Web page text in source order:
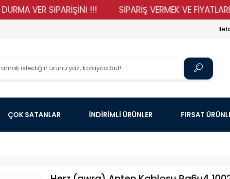
VER SİPARİŞİNİ !!! SİPARİŞ VERMEK VE FİYATLARIMIZI
ÇOK SATANLAR İNDİRİMLİ ÜRÜNLER FIRSAT